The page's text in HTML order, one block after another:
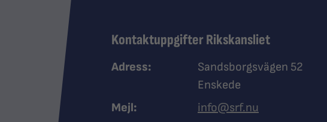
Kontaktuppgifter Rikskansliet
Adress:
Sandsborgsvägen 52
Enskede
Mejl:
info@srf.nu